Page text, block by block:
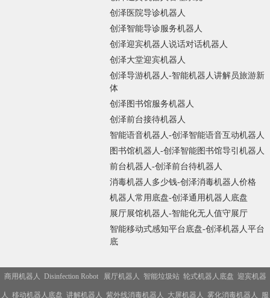
创泽医院导诊机器人
创泽智能导诊服务机器人
创泽迎宾机器人说话对话机器人
创泽大堂迎宾机器人
创泽导游机器人-智能机器人讲解员旅游新
体
创泽图书馆服务机器人
创泽前台接待机器人
智能语音机器人-创泽智能语音互动机器人
图书馆机器人-创泽智能图书馆导引机器人
前台机器人-创泽前台待机器人
消毒机器人多少钱-创泽消毒机器人价格
机器人常用底盘-创泽通用机器人底盘
展厅展馆机器人-智能化无人值守展厅
智能移动式感知平台底盘-创泽机器人平台
底
商用机器人 Disinfection Robot 展厅机器人 智能垃圾站 轮式机器人底盘 迎宾机器
人 移动机器人底盘 讲解机器人 紫外线消毒机器人 大屏机器人 雾化消毒机器人 服